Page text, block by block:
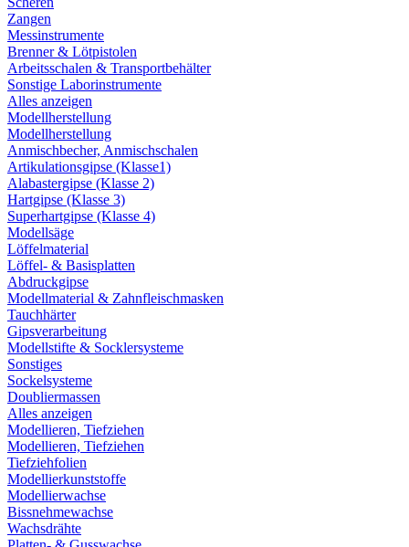
Zangen
Messinstrumente
Brenner & Lötpistolen
Arbeitsschalen & Transportbehälter
Sonstige Laborinstrumente
Alles anzeigen
Modellherstellung
Modellherstellung
Anmischbecher, Anmischschalen
Artikulationsgipse (Klasse1)
Alabastergipse (Klasse 2)
Hartgipse (Klasse 3)
Superhartgipse (Klasse 4)
Modellsäge
Löffelmaterial
Löffel- & Basisplatten
Abdruckgipse
Modellmaterial & Zahnfleischmasken
Tauchhärter
Gipsverarbeitung
Modellstifte & Socklersysteme
Sonstiges
Sockelsysteme
Doubliermassen
Alles anzeigen
Modellieren, Tiefziehen
Modellieren, Tiefziehen
Tiefziehfolien
Modellierkunststoffe
Modellierwachse
Bissnehmewachse
Wachsdrähte